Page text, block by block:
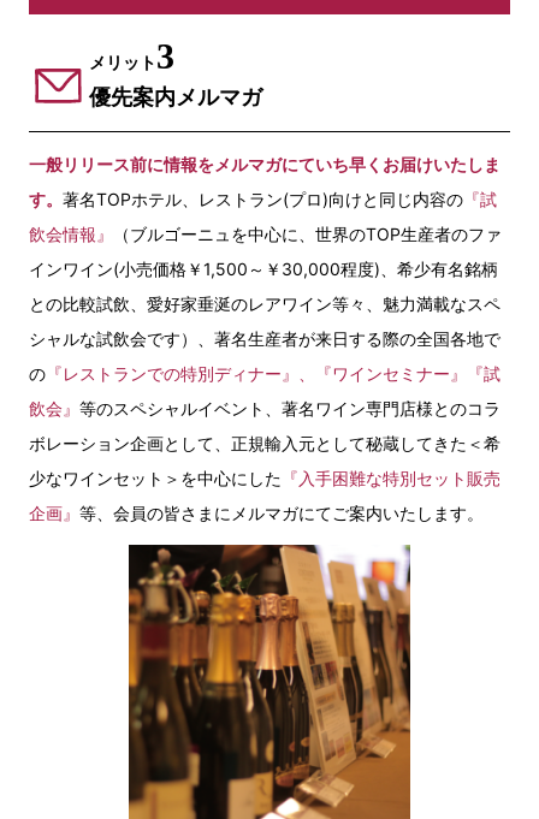
メリット3
優先案内メルマガ
一般リリース前に情報をメルマガにていち早くお届けいたしま
す。 著名TOPホテル、レストラン(プロ)向けと同じ内容の 『試
飲会情報』
（ブルゴーニュを中心に、世界のTOP生産者のファ
インワイン(小売価格￥1,500～￥30,000程度)、希少有名銘柄
との比較試飲、愛好家垂涎のレアワイン等々、魅力満載なスペ
シャルな試飲会です）、著名生産者が来日する際の全国各地で
の 『レストランでの特別ディナー』、『ワインセミナー』『試
飲会』 等のスペシャルイベント、著名ワイン専門店様とのコラ
ボレーション企画として、正規輸入元として秘蔵してきた＜希
少なワインセット＞を中心にした 『入手困難な特別セット販売
企画』 等、会員の皆さまにメルマガにてご案内いたします。